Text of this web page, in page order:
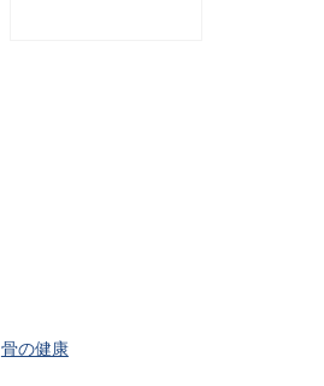
骨の健康